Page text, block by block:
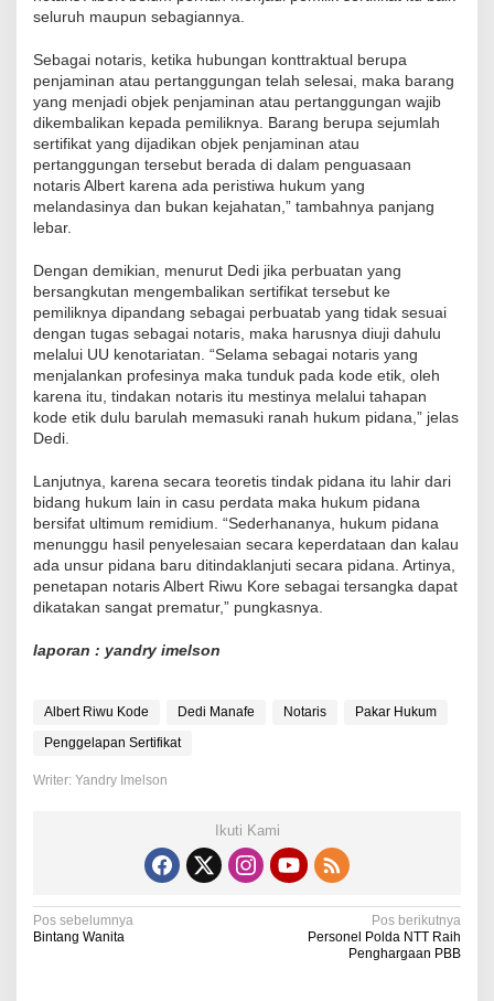
seluruh maupun sebagiannya.
Sebagai notaris, ketika hubungan konttraktual berupa
penjaminan atau pertanggungan telah selesai, maka barang
yang menjadi objek penjaminan atau pertanggungan wajib
dikembalikan kepada pemiliknya. Barang berupa sejumlah
sertifikat yang dijadikan objek penjaminan atau
pertanggungan tersebut berada di dalam penguasaan
notaris Albert karena ada peristiwa hukum yang
melandasinya dan bukan kejahatan,” tambahnya panjang
lebar.
Dengan demikian, menurut Dedi jika perbuatan yang
bersangkutan mengembalikan sertifikat tersebut ke
pemiliknya dipandang sebagai perbuatab yang tidak sesuai
dengan tugas sebagai notaris, maka harusnya diuji dahulu
melalui UU kenotariatan. “Selama sebagai notaris yang
menjalankan profesinya maka tunduk pada kode etik, oleh
karena itu, tindakan notaris itu mestinya melalui tahapan
kode etik dulu barulah memasuki ranah hukum pidana,” jelas
Dedi.
Lanjutnya, karena secara teoretis tindak pidana itu lahir dari
bidang hukum lain in casu perdata maka hukum pidana
bersifat ultimum remidium. “Sederhananya, hukum pidana
menunggu hasil penyelesaian secara keperdataan dan kalau
ada unsur pidana baru ditindaklanjuti secara pidana. Artinya,
penetapan notaris Albert Riwu Kore sebagai tersangka dapat
dikatakan sangat prematur,” pungkasnya.
laporan : yandry imelson
Albert Riwu Kode Dedi Manafe Notaris
Pakar Hukum
Penggelapan Sertifikat
Writer: Yandry Imelson
Ikuti Kami
N
Pos sebelumnya
Bintang Wanita
Pos berikutnya
Personel Polda NTT Raih
Penghargaan PBB